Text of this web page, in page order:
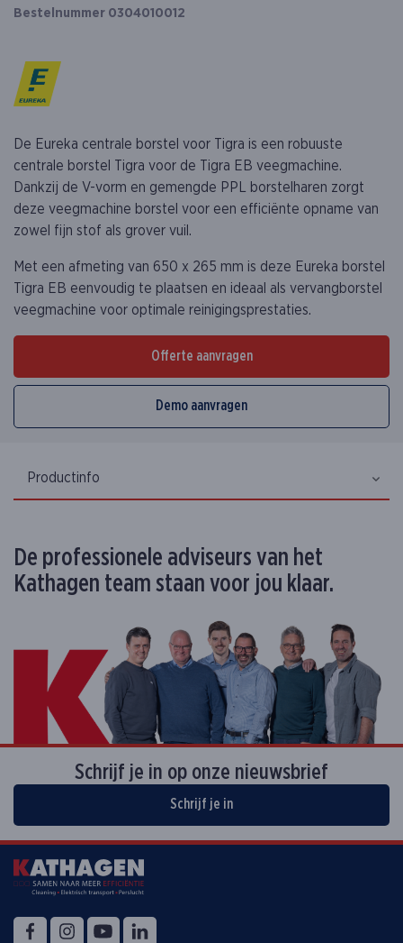
Bestelnummer 0304010012
De Eureka centrale borstel voor Tigra is een robuuste
centrale borstel Tigra voor de Tigra EB veegmachine.
Dankzij de V-vorm en gemengde PPL borstelharen zorgt
deze veegmachine borstel voor een efficiënte opname van
zowel fijn stof als grover vuil.
Met een afmeting van 650 x 265 mm is deze Eureka borstel
Tigra EB eenvoudig te plaatsen en ideaal als vervangborstel
veegmachine voor optimale reinigingsprestaties.
Offerte aanvragen
Demo aanvragen
Productinfo
De professionele adviseurs van het
Kathagen team staan voor jou klaar.
Schrijf je in op onze nieuwsbrief
Schrijf je in
Volg ons op
FacebookInstagramYouTube